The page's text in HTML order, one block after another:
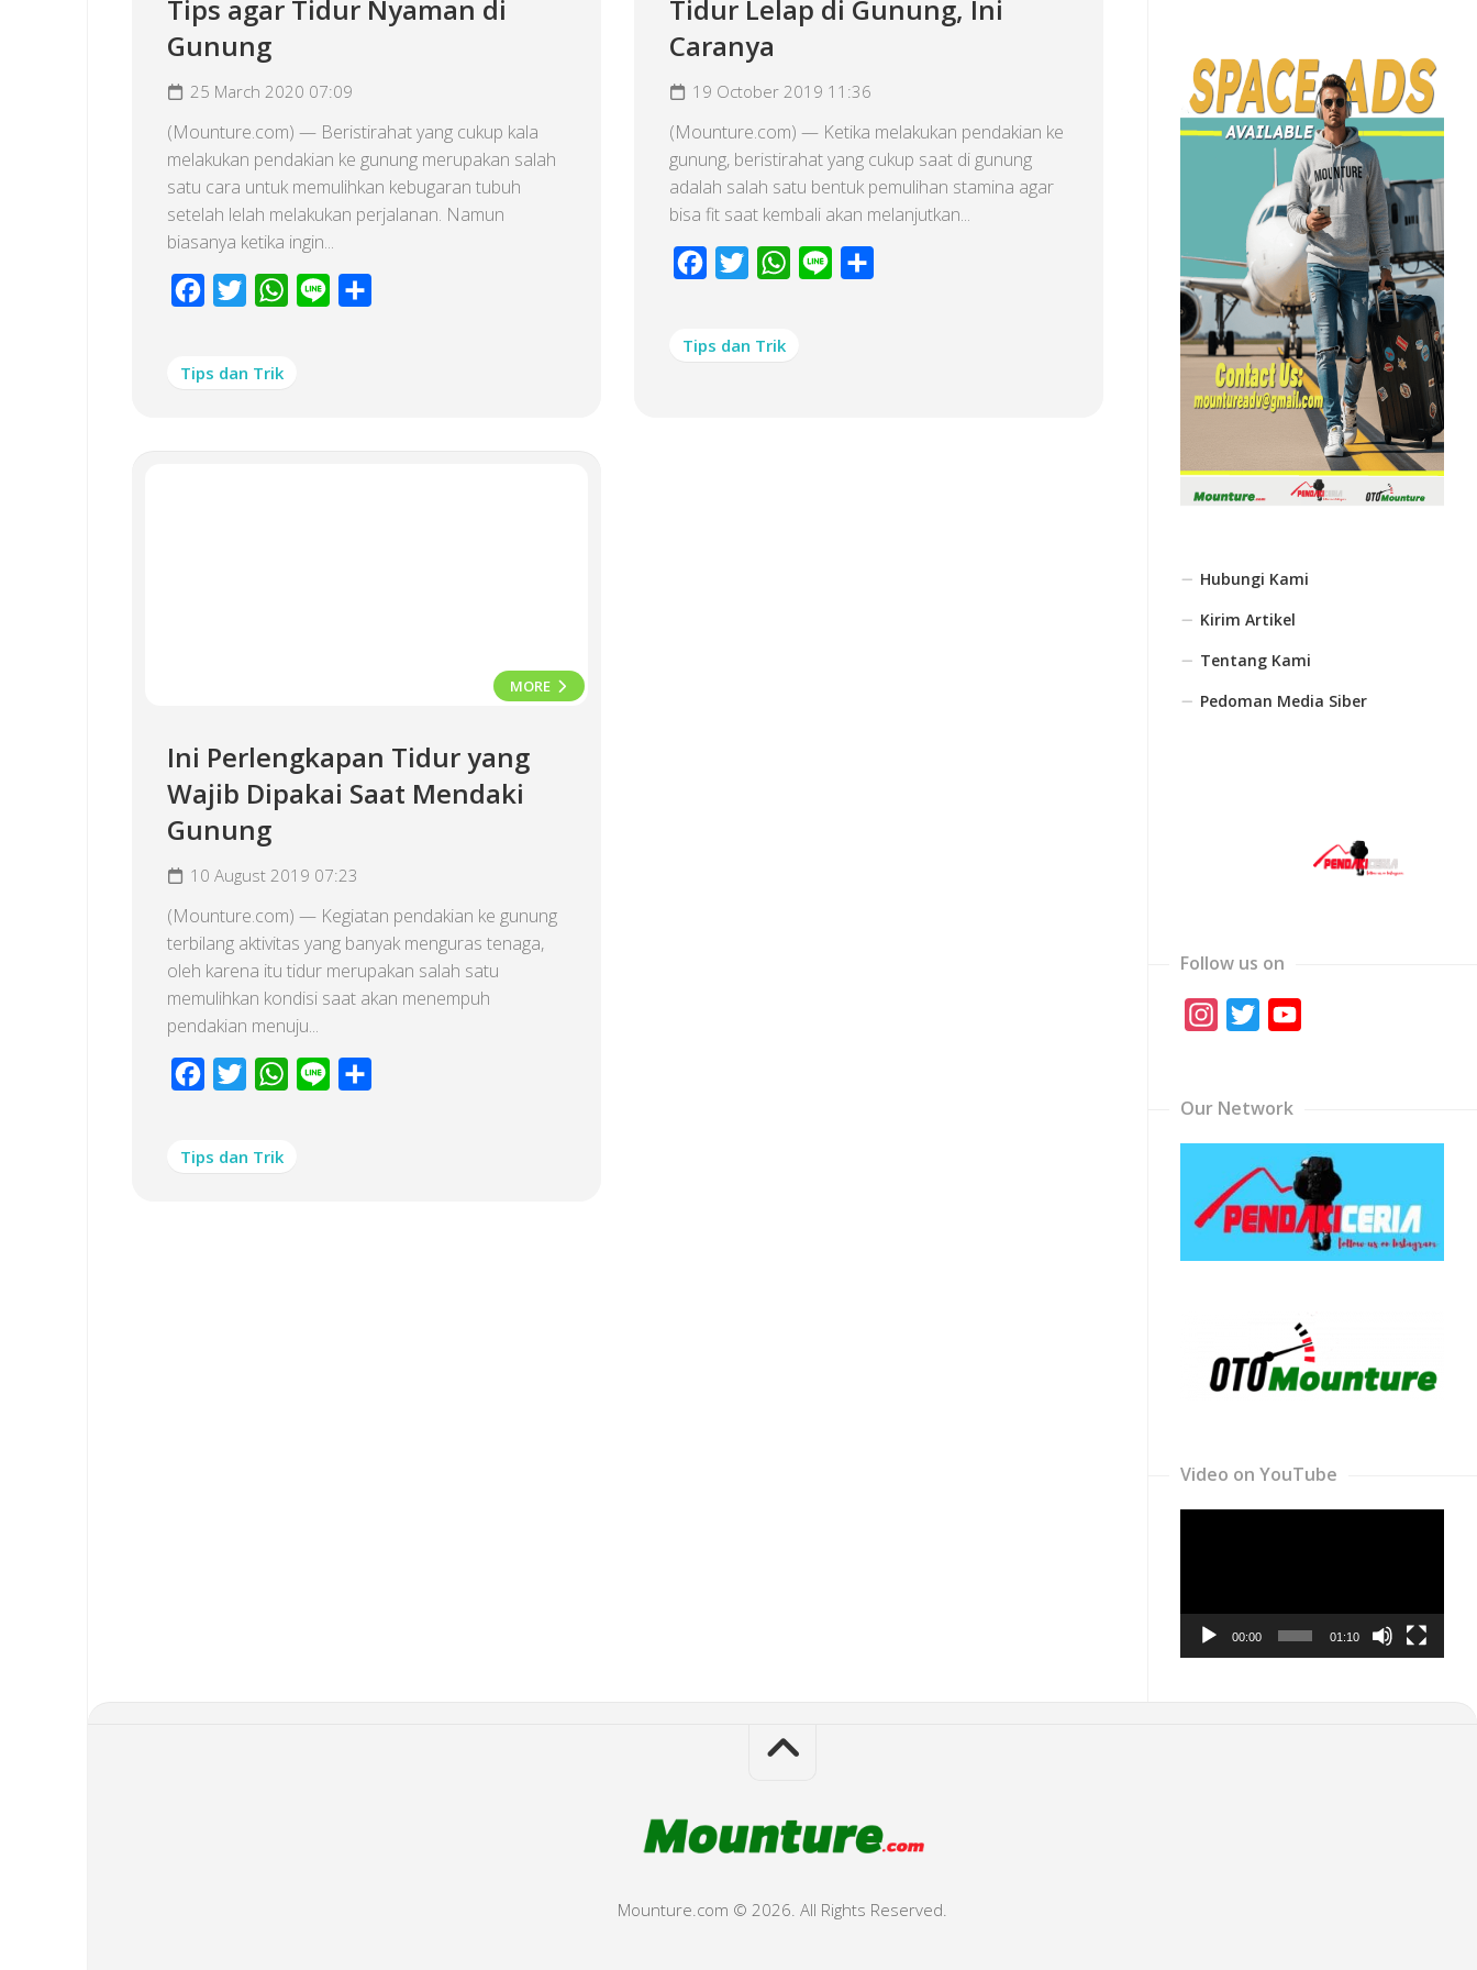
Tips agar Tidur Nyaman di
Gunung
25 March 2020 07:09
(Mounture.com) — Beristirahat yang cukup kala
melakukan pendakian ke gunung merupakan salah
satu cara untuk memulihkan kebugaran tubuh
setelah lelah melakukan perjalanan. Namun
biasanya ketika ingin...
Facebook
Twitter WhatsApp
Line
Tips dan Trik
Tidur Lelap di Gunung, Ini
Caranya
19 October 2019 11:36
(Mounture.com) — Ketika melakukan pendakian ke
gunung, beristirahat yang cukup saat di gunung
adalah salah satu bentuk pemulihan stamina agar
bisa fit saat kembali akan melanjutkan...
Facebook
Twitter WhatsApp
Line
Tips dan Trik
MORE
Ini Perlengkapan Tidur yang
Wajib Dipakai Saat Mendaki
Gunung
10 August 2019 07:23
(Mounture.com) — Kegiatan pendakian ke gunung
terbilang aktivitas yang banyak menguras tenaga,
oleh karena itu tidur merupakan salah satu
memulihkan kondisi saat akan menempuh
pendakian menuju...
Facebook
Twitter WhatsApp
Line
Tips dan Trik
Hubungi Kami
Kirim Artikel
Tentang Kami
Pedoman Media Siber
Follow us on
Instagram
Twitter
Our Network
Video on YouTube
00:00 01:10
Mounture.com © 2026. All Rights Reserved.